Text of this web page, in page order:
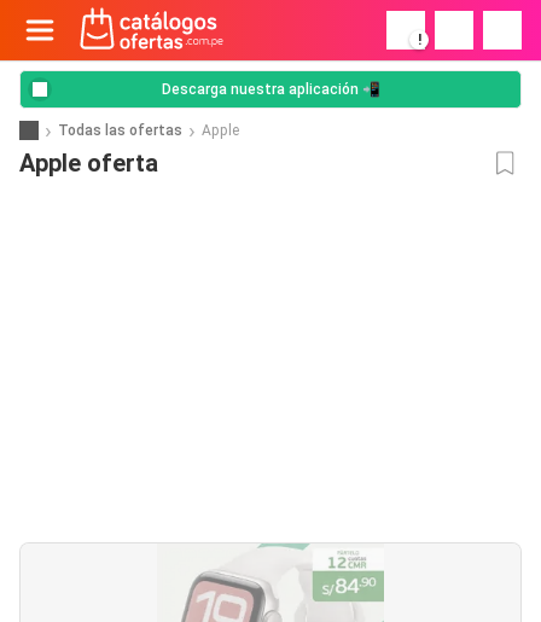
!
Descarga nuestra aplicación 📲
Todas las ofertas Apple
Apple oferta